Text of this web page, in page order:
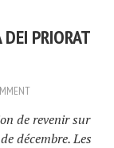
DEI PRIORAT
de revenir sur
décembre. Les